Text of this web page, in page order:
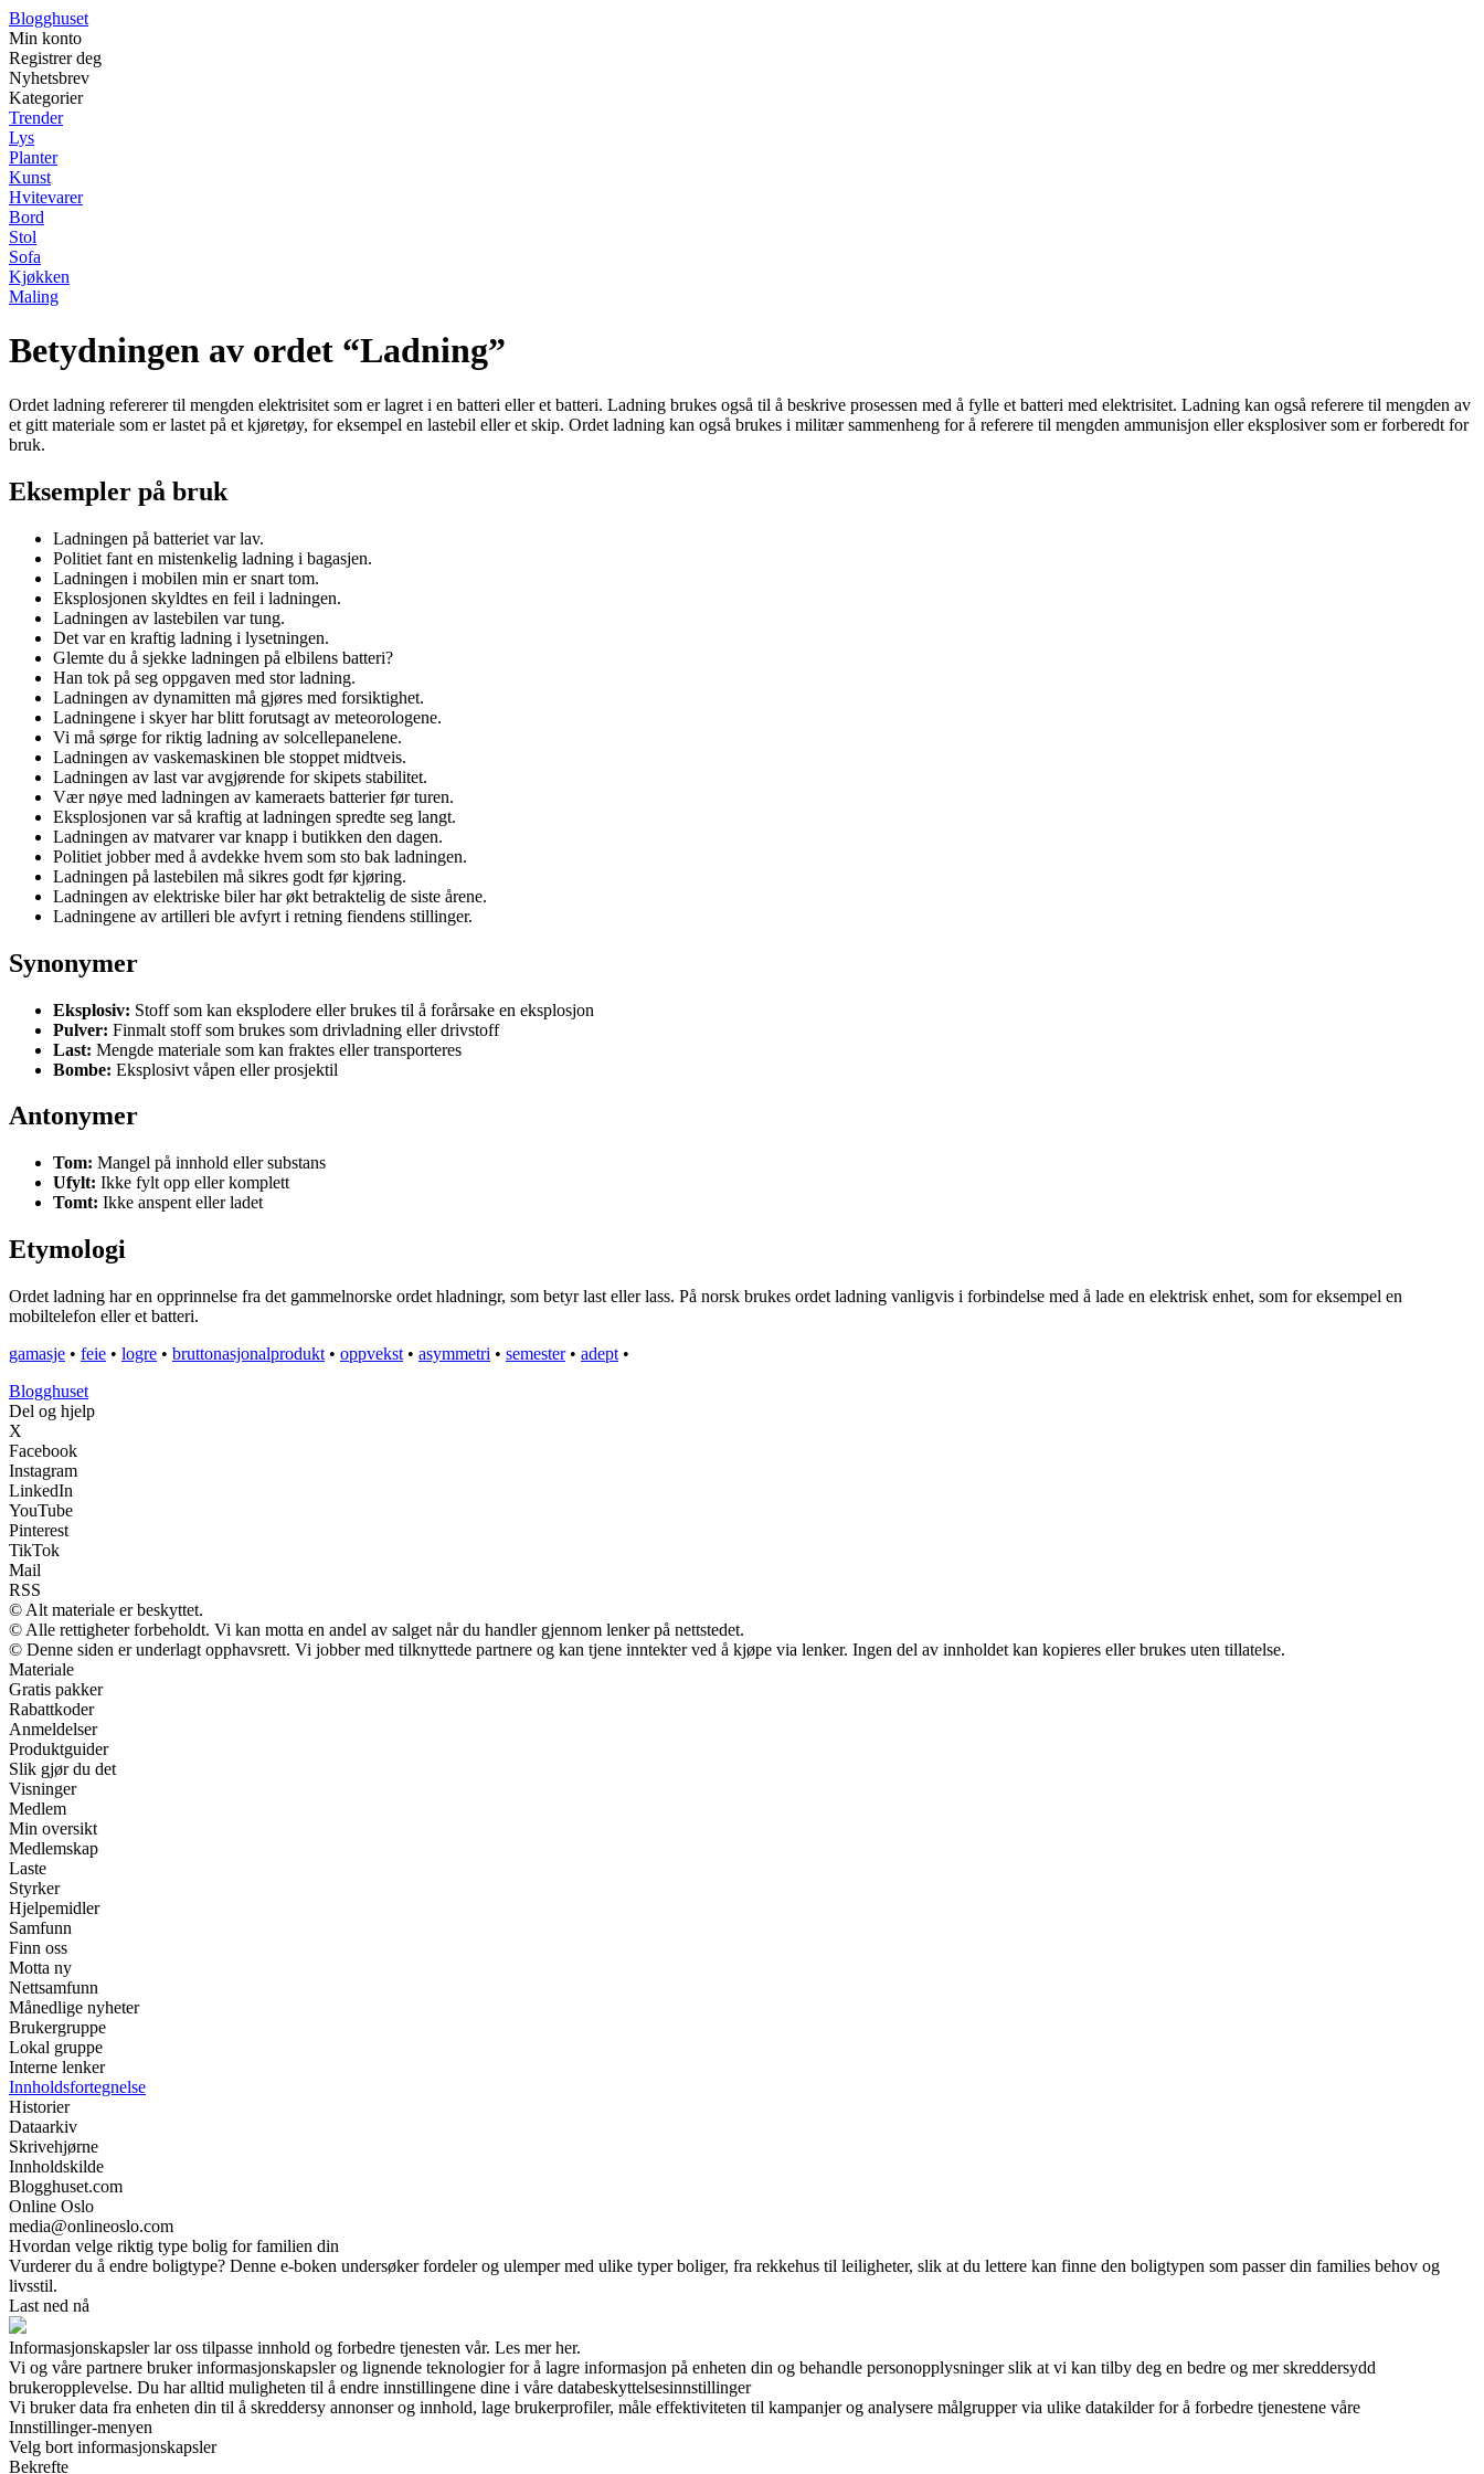
Blogghuset
Min konto
Registrer deg
Nyhetsbrev
Kategorier
Trender
Lys
Planter
Kunst
Hvitevarer
Bord
Stol
Sofa
Kjøkken
Maling
Betydningen av ordet “Ladning”
Ordet ladning refererer til mengden elektrisitet som er lagret i en batteri eller et batteri. Ladning brukes også til å beskrive prosessen med å fylle et batteri med elektrisitet. Ladning kan også referere til mengden av
et gitt materiale som er lastet på et kjøretøy, for eksempel en lastebil eller et skip. Ordet ladning kan også brukes i militær sammenheng for å referere til mengden ammunisjon eller eksplosiver som er forberedt for
bruk.
Eksempler på bruk
Ladningen på batteriet var lav.
Politiet fant en mistenkelig ladning i bagasjen.
Ladningen i mobilen min er snart tom.
Eksplosjonen skyldtes en feil i ladningen.
Ladningen av lastebilen var tung.
Det var en kraftig ladning i lysetningen.
Glemte du å sjekke ladningen på elbilens batteri?
Han tok på seg oppgaven med stor ladning.
Ladningen av dynamitten må gjøres med forsiktighet.
Ladningene i skyer har blitt forutsagt av meteorologene.
Vi må sørge for riktig ladning av solcellepanelene.
Ladningen av vaskemaskinen ble stoppet midtveis.
Ladningen av last var avgjørende for skipets stabilitet.
Vær nøye med ladningen av kameraets batterier før turen.
Eksplosjonen var så kraftig at ladningen spredte seg langt.
Ladningen av matvarer var knapp i butikken den dagen.
Politiet jobber med å avdekke hvem som sto bak ladningen.
Ladningen på lastebilen må sikres godt før kjøring.
Ladningen av elektriske biler har økt betraktelig de siste årene.
Ladningene av artilleri ble avfyrt i retning fiendens stillinger.
Synonymer
Eksplosiv: Stoff som kan eksplodere eller brukes til å forårsake en eksplosjon
Pulver: Finmalt stoff som brukes som drivladning eller drivstoff
Last: Mengde materiale som kan fraktes eller transporteres
Bombe: Eksplosivt våpen eller prosjektil
Antonymer
Tom: Mangel på innhold eller substans
Ufylt: Ikke fylt opp eller komplett
Tomt: Ikke anspent eller ladet
Etymologi
Ordet ladning har en opprinnelse fra det gammelnorske ordet hladningr, som betyr last eller lass. På norsk brukes ordet ladning vanligvis i forbindelse med å lade en elektrisk enhet, som for eksempel en
mobiltelefon eller et batteri.
gamasje • feie • logre • bruttonasjonalprodukt • oppvekst • asymmetri • semester• adept •
Blogghuset
Del og hjelp
X
Facebook
Instagram
LinkedIn
YouTube
Pinterest
TikTok
Mail
RSS
© Alt materiale er beskyttet.
© Alle rettigheter forbeholdt. Vi kan motta en andel av salget når du handler gjennom lenker på nettstedet.
© Denne siden er underlagt opphavsrett. Vi jobber med tilknyttede partnere og kan tjene inntekter ved å kjøpe via lenker. Ingen del av innholdet kan kopieres eller brukes uten tillatelse.
Materiale
Gratis pakker
Rabattkoder
Anmeldelser
Produktguider
Slik gjør du det
Visninger
Medlem
Min oversikt
Medlemskap
Laste
Styrker
Hjelpemidler
Samfunn
Finn oss
Motta ny
Nettsamfunn
Månedlige nyheter
Brukergruppe
Lokal gruppe
Interne lenker
Innholdsfortegnelse
Historier
Dataarkiv
Skrivehjørne
Innholdskilde
Blogghuset.com
Online Oslo
media@onlineoslo.com
Hvordan velge riktig type bolig for familien din
Vurderer du å endre boligtype? Denne e-boken undersøker fordeler og ulemper med ulike typer boliger, fra rekkehus til leiligheter, slik at du lettere kan finne den boligtypen som passer din families behov og
livsstil.
Last ned nå
Informasjonskapsler lar oss tilpasse innhold og forbedre tjenesten vår. Les mer her.
Vi og våre partnere bruker informasjonskapsler og lignende teknologier for å lagre informasjon på enheten din og behandle personopplysninger slik at vi kan tilby deg en bedre og mer skreddersydd
brukeropplevelse. Du har alltid muligheten til å endre innstillingene dine i våre databeskyttelsesinnstillinger
Vi bruker data fra enheten din til å skreddersy annonser og innhold, lage brukerprofiler, måle effektiviteten til kampanjer og analysere målgrupper via ulike datakilder for å forbedre tjenestene våre
Innstillinger-menyen
Velg bort informasjonskapsler
Bekrefte